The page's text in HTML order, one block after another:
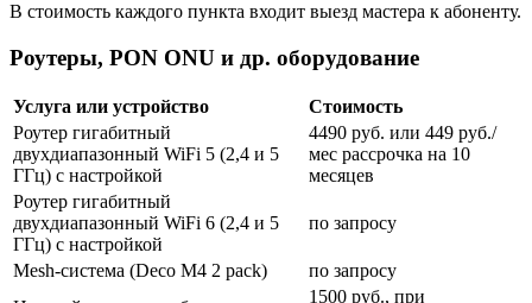
В стоимость каждого пункта входит выезд мастера к абоненту.
Роутеры, PON ONU и др. оборудование
Услуга или устройство
Стоимость
Роутер гигабитный
двухдиапазонный WiFi 5 (2,4 и 5
ГГц) с настройкой
4490 руб. или 449 руб./
мес рассрочка на 10
месяцев
Роутер гигабитный
двухдиапазонный WiFi 6 (2,4 и 5
ГГц) с настройкой
по запросу
Mesh-система (Deco M4 2 pack)
по запросу
1500 руб., при